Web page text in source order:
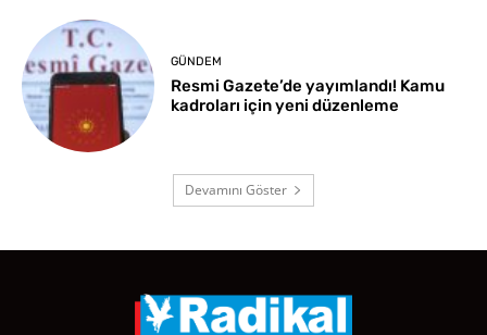
GÜNDEM
Resmi Gazete’de yayımlandı! Kamu
kadroları için yeni düzenleme
Devamını Göster